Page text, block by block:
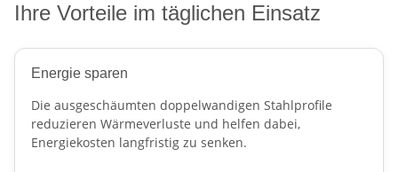
Ihre Vorteile im täglichen Einsatz
Energie sparen
Die ausgeschäumten doppelwandigen Stahlprofile
reduzieren Wärmeverluste und helfen dabei,
Energiekosten langfristig zu senken.